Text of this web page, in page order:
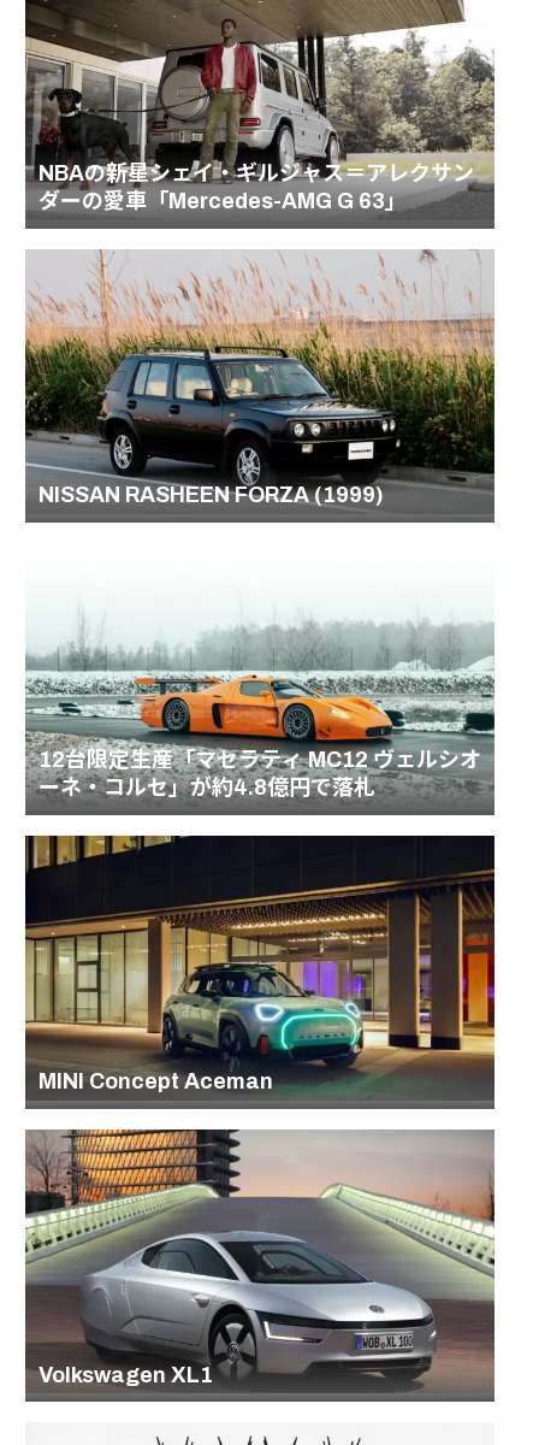
NBAの新星シェイ・ギルジャス＝アレクサン
ダーの愛車「Mercedes-AMG G 63」
NISSAN RASHEEN FORZA (1999)
12台限定生産「マセラティ MC12 ヴェルシオ
ーネ・コルセ」が約4.8億円で落札
MINI Concept Aceman
Volkswagen XL1